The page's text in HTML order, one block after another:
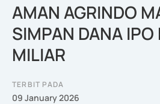
AMAN AGRINDO
SIMPAN DANA
MILIAR
TERBIT PADA
09 January 2026